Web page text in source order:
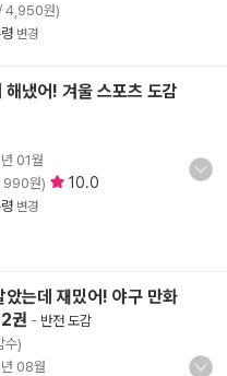
4,950원)
변경
해냈어! 겨울 스포츠 도감
01월
990원) 10.0
변경
는데 재밌어! 야구 만화
권 - 반전 도감
수)
08월